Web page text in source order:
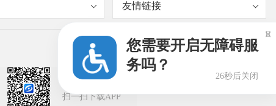
友情链接
扫一扫下载APP
您需要开启无障碍服
务吗？
26秒后关闭
